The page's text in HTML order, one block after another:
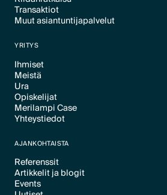
Text Link
Transaktiot
Text Link
Muut asiantuntijapalvelut
YRITYS
Ihmiset
Text Link
Meistä
Text Link
Ura
Text Link
Opiskelijat
Text Link
Merilampi Case
Text Link
Yhteystiedot
AJANKOHTAISTA
Referenssit
Text Link
Artikkelit ja blogit
Text Link
Events